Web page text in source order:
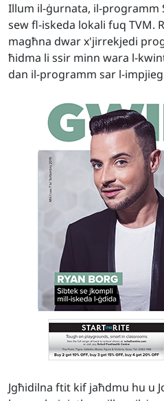
Illum il-ġurnata, il-programm
sew fl-iskeda lokali fuq TVM.
magħna dwar x'jirrekjedi
ħidma li ssir minn wara l-
dan il-programm sar l-
Jgħidilna ftit kif jaħdmu hu u